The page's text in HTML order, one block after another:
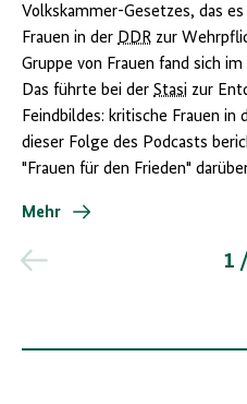
Volkskammer-Gesetzes, das
Frauen in der DDR zur
Gruppe von Frauen fand sich
Das führte bei der Stasi zur
Feindbildes: kritische Frauen in
dieser Folge des Podcasts
"Frauen für den Frieden"
Mehr
1